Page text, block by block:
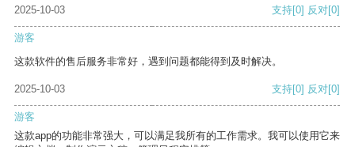
2025-10-03
支持[0] 反对[0]
游客
这款软件的售后服务非常好，遇到问题都能得到及时解决。
2025-10-03 支持[0] 反对[0]
游客
这款app的功能非常强大，可以满足我所有的工作需求。我可以使用它来